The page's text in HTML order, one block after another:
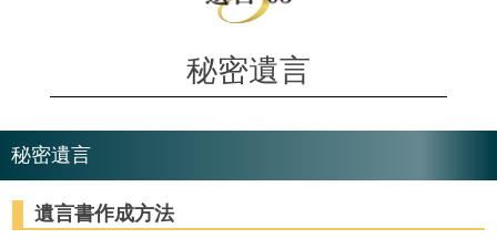
秘密遺言
秘密遺言
遺言書作成方法